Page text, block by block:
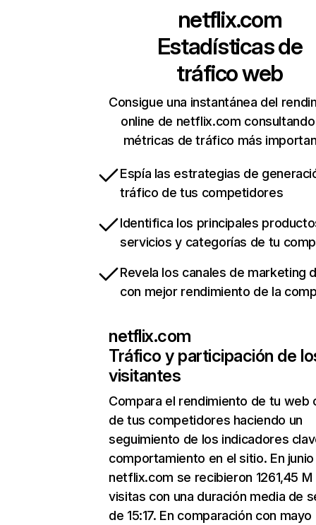
netflix.com
Estadísticas de
tráfico web
Consigue una instantánea del
online de netflix.com
métricas de tráfico más
Espía las estrategias de
tráfico de tus competidores
Identifica los principales
servicios y categorías de tu
Revela los canales de marketing
con mejor rendimiento de la
netflix.com
Tráfico y participación de
visitantes
Compara el rendimiento de tu web
de tus competidores haciendo un
seguimiento de los indicadores
comportamiento en el sitio. En junio
netflix.com se recibieron 1261,45 M
visitas con una duración media de
de 15:17. En comparación con mayo